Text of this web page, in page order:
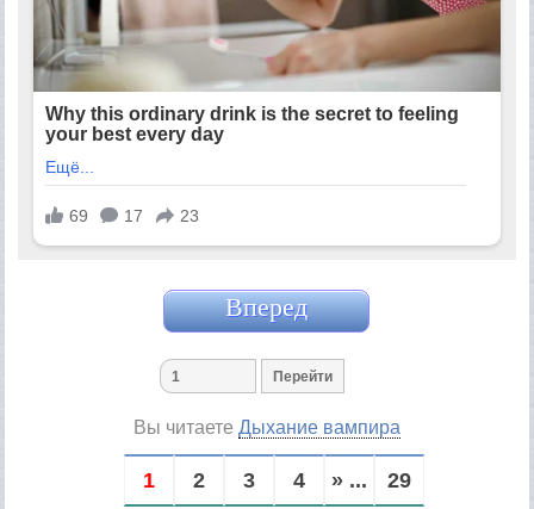
Вперед
Вы читаете Дыхание вампира
1 2 3 4 » ... 29